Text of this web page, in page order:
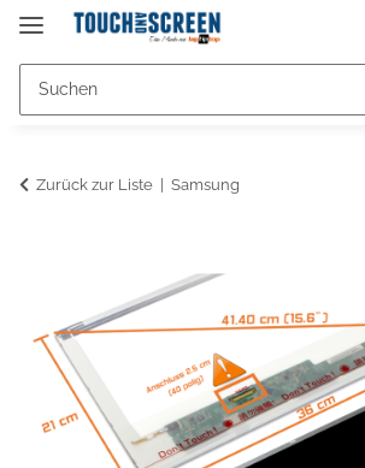
Zurück zur Liste Samsung